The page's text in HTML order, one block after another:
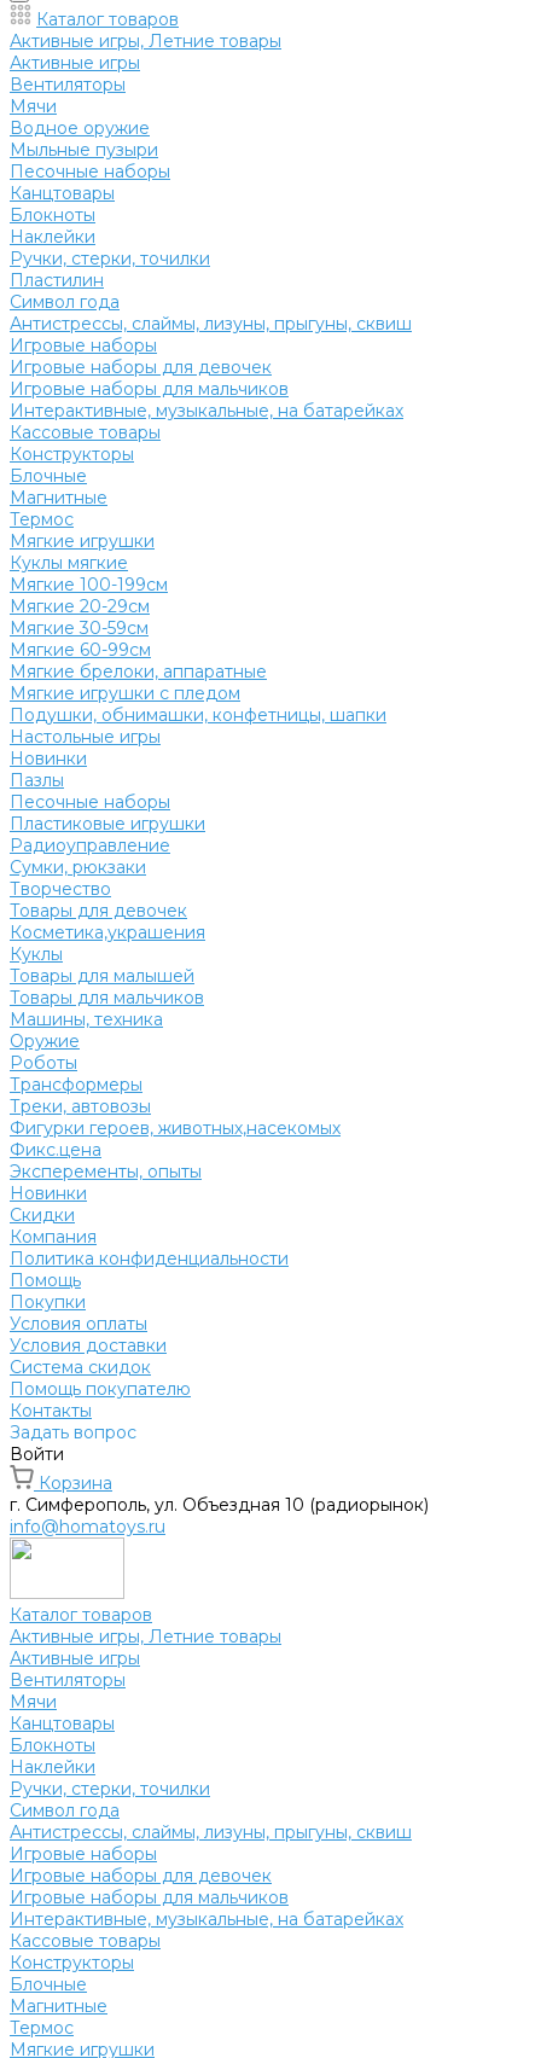
Каталог товаров
Активные игры, Летние товары
Активные игры
Вентиляторы
Мячи
Водное оружие
Мыльные пузыри
Песочные наборы
Канцтовары
Блокноты
Наклейки
Ручки, стерки, точилки
Пластилин
Символ года
Антистрессы, слаймы, лизуны, прыгуны, сквиш
Игровые наборы
Игровые наборы для девочек
Игровые наборы для мальчиков
Интерактивные, музыкальные, на батарейках
Кассовые товары
Конструкторы
Блочные
Магнитные
Термос
Мягкие игрушки
Куклы мягкие
Мягкие 100-199см
Мягкие 20-29см
Мягкие 30-59см
Мягкие 60-99см
Мягкие брелоки, аппаратные
Мягкие игрушки с пледом
Подушки, обнимашки, конфетницы, шапки
Настольные игры
Новинки
Пазлы
Песочные наборы
Пластиковые игрушки
Радиоуправление
Сумки, рюкзаки
Творчество
Товары для девочек
Косметика,украшения
Куклы
Товары для малышей
Товары для мальчиков
Машины, техника
Оружие
Роботы
Трансформеры
Треки, автовозы
Фигурки героев, животных,насекомых
Фикс.цена
Эксперементы, опыты
Новинки
Скидки
Компания
Политика конфиденциальности
Помощь
Покупки
Условия оплаты
Условия доставки
Система скидок
Помощь покупателю
Контакты
Задать вопрос
Войти
Корзина
г. Симферополь, ул. Объездная 10 (радиорынок)
info@homatoys.ru
Каталог товаров
Активные игры, Летние товары
Активные игры
Вентиляторы
Мячи
Канцтовары
Блокноты
Наклейки
Ручки, стерки, точилки
Символ года
Антистрессы, слаймы, лизуны, прыгуны, сквиш
Игровые наборы
Игровые наборы для девочек
Игровые наборы для мальчиков
Интерактивные, музыкальные, на батарейках
Кассовые товары
Конструкторы
Блочные
Магнитные
Термос
Мягкие игрушки